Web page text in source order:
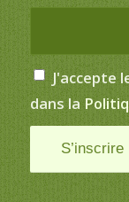
J'accepte
dans la